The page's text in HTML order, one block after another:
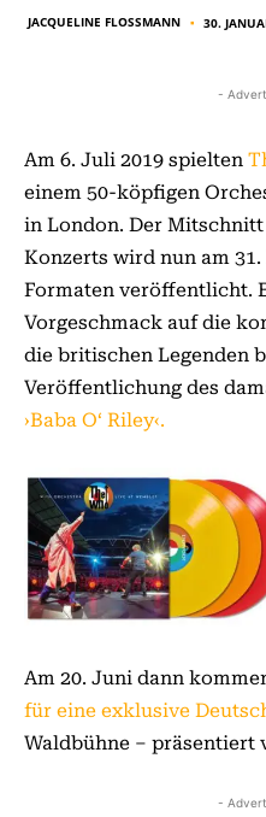
JACQUELINE FLOSSMANN ■ 30.
-
Am 6. Juli 2019 spielten
einem 50-köpfigen
in London. Der
Konzerts wird nun am
Formaten veröffentlicht.
Vorgeschmack auf die
die britischen Legenden
Veröffentlichung des
›Baba O‘ Riley‹.
Am 20. Juni dann
für eine exklusive
Waldbühne – präsentiert
-